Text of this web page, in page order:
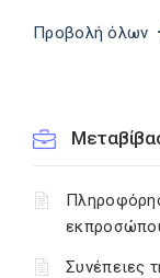
Προβολή όλων
Συνέπειες